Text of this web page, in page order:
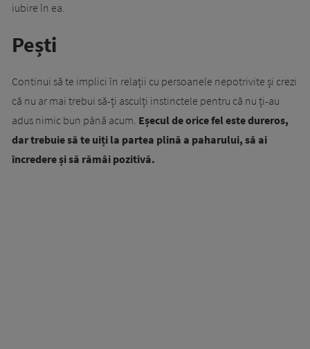
iubire în ea.
Pești
Continui să te implici în relații cu persoanele nepotrivite și crezi
că nu ar mai trebui să-ți asculți instinctele pentru că nu ți-au
adus nimic bun până acum. Eșecul de orice fel este dureros,
dar trebuie să te uiți la partea plină a paharului, să ai
încredere și să rămâi pozitivă.